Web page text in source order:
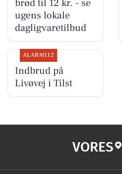
brød til 12 kr. - se
ugens lokale
dagligvaretilbud
ALARM112
Indbrud på
Livøvej i Tilst
VORES